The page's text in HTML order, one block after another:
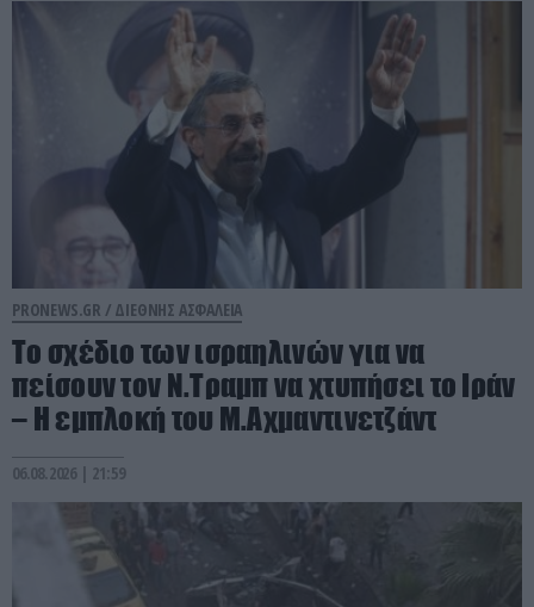
PRONEWS.GR / ΔΙΕΘΝΗΣ ΑΣΦΑΛΕΙΑ
Το σχέδιο των ισραηλινών για να
πείσουν τον Ν.Τραμπ να χτυπήσει το Ιράν
– Η εμπλοκή του Μ.Αχμαντινετζάντ
06.08.2026 | 21:59